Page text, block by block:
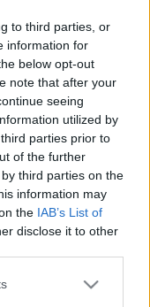
to third parties, or
information for
below opt-out
note that after your
seeing
utilized by
parties prior to
of the further
third parties on the
information may
the IAB’s List of
disclose it to other
or more Google
bár a két mű
hasonlóság
sem volt levédve.
nem az szerzői
A bíró
a két könyv
mű hősei és hősnői.
Perdue egy korábbi
da Vinci-örökség) az
Perdue az ítélet